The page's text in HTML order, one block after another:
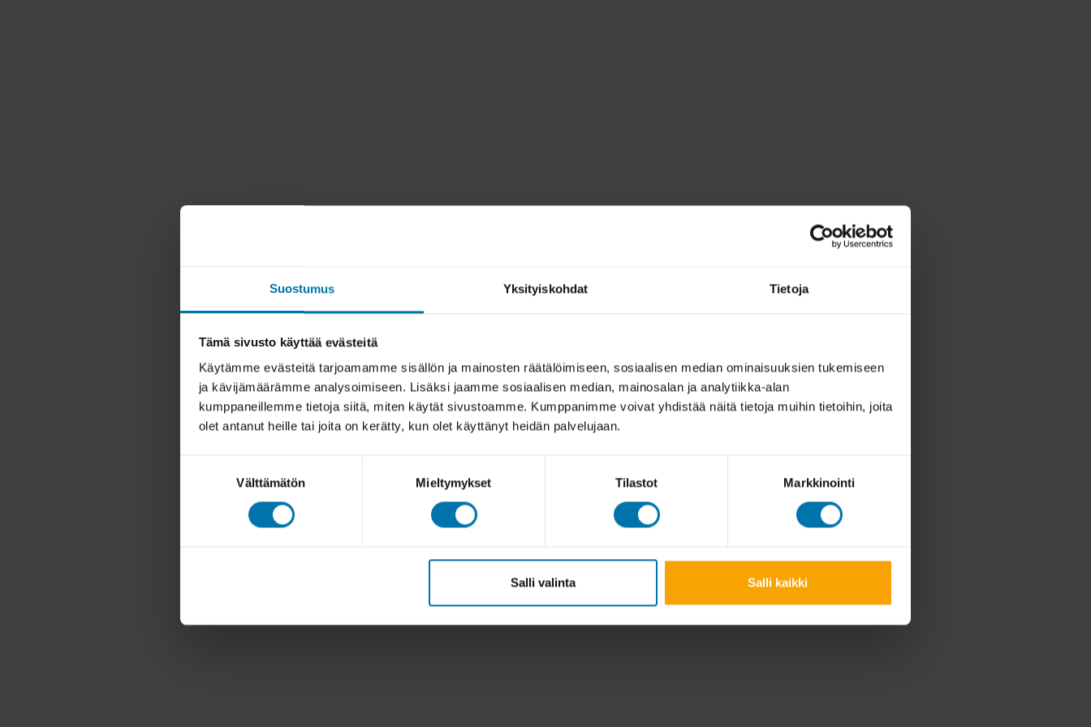
Suostumus Yksityiskohdat Tietoja
Tämä sivusto käyttää evästeitä
Käytämme evästeitä tarjoamamme sisällön ja mainosten räätälöimiseen, sosiaalisen median ominaisuuksien tukemiseen
ja kävijämäärämme analysoimiseen. Lisäksi jaamme sosiaalisen median, mainosalan ja analytiikka-alan
kumppaneillemme tietoja siitä, miten käytät sivustoamme. Kumppanimme voivat yhdistää näitä tietoja muihin tietoihin, joita
olet antanut heille tai joita on kerätty, kun olet käyttänyt heidän palvelujaan.
Välttämätön Mieltymykset Tilastot Markkinointi
Salli valinta Salli kaikki